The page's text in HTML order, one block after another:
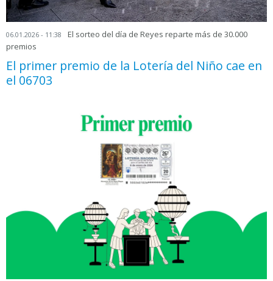
06.01.2026 - 11:38
El sorteo del día de Reyes reparte más de 30.000
premios
El primer premio de la Lotería del Niño cae en
el 06703